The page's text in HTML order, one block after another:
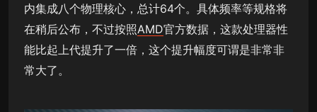
内集成八个物理核心，总计64个。具体频率等规格将
在稍后公布，不过按照AMD官方数据，这款处理器性
能比起上代提升了一倍，这个提升幅度可谓是非常非
常大了。